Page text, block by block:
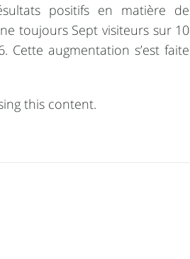
positifs en matière de
toujours Sept visiteurs sur 10
Cette augmentation s’est faite
this content.